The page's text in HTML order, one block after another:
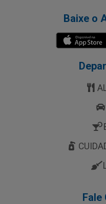
Baixe o
Fale